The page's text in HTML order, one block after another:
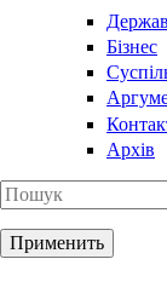
Бізнес
Архів